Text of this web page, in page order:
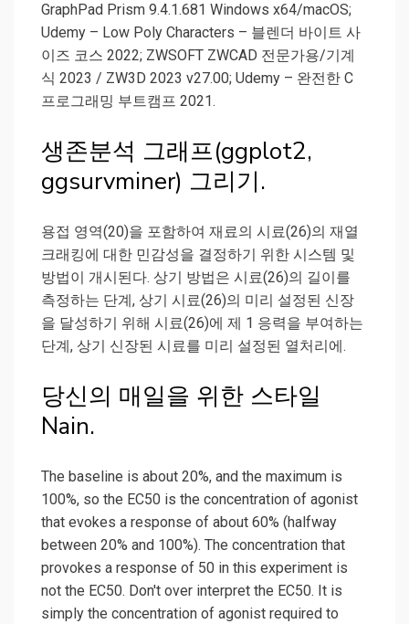
GraphPad Prism 9.4.1.681 Windows x64/macOS;
Udemy – Low Poly Characters – 블렌더 바이트 사
이즈 코스 2022; ZWSOFT ZWCAD 전문가용/기계
식 2023 / ZW3D 2023 v27.00; Udemy – 완전한 C
프로그래밍 부트캠프 2021.
생존분석 그래프(ggplot2,
ggsurvminer) 그리기.
용접 영역(20)을 포함하여 재료의 시료(26)의 재열
크래킹에 대한 민감성을 결정하기 위한 시스템 및
방법이 개시된다. 상기 방법은 시료(26)의 길이를
측정하는 단계, 상기 시료(26)의 미리 설정된 신장
을 달성하기 위해 시료(26)에 제 1 응력을 부여하는
단계, 상기 신장된 시료를 미리 설정된 열처리에.
당신의 매일을 위한 스타일
Nain.
The baseline is about 20%, and the maximum is
100%, so the EC50 is the concentration of agonist
that evokes a response of about 60% (halfway
between 20% and 100%). The concentration that
provokes a response of 50 in this experiment is
not the EC50. Don't over interpret the EC50. It is
simply the concentration of agonist required to